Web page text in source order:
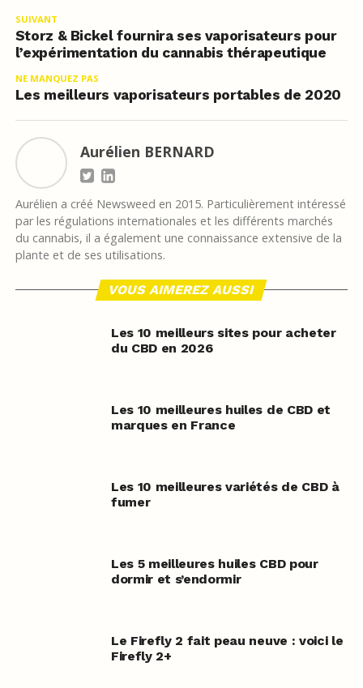
SUIVANT
Storz & Bickel fournira ses vaporisateurs pour
l’expérimentation du cannabis thérapeutique
NE MANQUEZ PAS
Les meilleurs vaporisateurs portables de 2020
Aurélien BERNARD
Aurélien a créé Newsweed en 2015. Particulièrement intéressé
par les régulations internationales et les différents marchés
du cannabis, il a également une connaissance extensive de la
plante et de ses utilisations.
VOUS AIMEREZ AUSSI
Les 10 meilleurs sites pour acheter
du CBD en 2026
Les 10 meilleures huiles de CBD et
marques en France
Les 10 meilleures variétés de CBD à
fumer
Les 5 meilleures huiles CBD pour
dormir et s’endormir
Le Firefly 2 fait peau neuve : voici le
Firefly 2+